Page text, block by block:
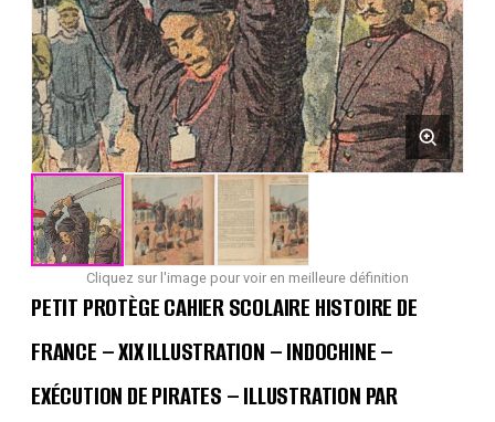
Cliquez sur l'image pour voir en meilleure définition
PETIT PROTÈGE CAHIER SCOLAIRE HISTOIRE DE
FRANCE – XIX ILLUSTRATION – INDOCHINE –
EXÉCUTION DE PIRATES – ILLUSTRATION PAR